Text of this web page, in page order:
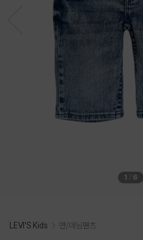
1 / 6
LEVI'S Kids 면/데님팬츠